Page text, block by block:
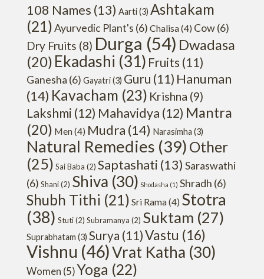
108 Names (13) Aarti(3) Ashtakam
(21)Ayurvedic Plant's (6) Chalisa(4) Cow(6)
Dry Fruits (8) Durga (54) Dwadasa
(20) Ekadashi (31) Fruits (11)
Ganesha (6) Gayatri(3) Guru (11) Hanuman
(14) Kavacham (23) Krishna (9)
Lakshmi (12) Mahavidya (12) Mantra
(20) Men(4) Mudra (14) Narasimha (3)
Natural Remedies (39) Other
(25) Sai Baba (2) Saptashati (13) Saraswathi
(6) Shani(2) Shiva (30) Shodasha (1) Shradh (6)
Shubh Tithi (21) Sri Rama(4) Stotra
(38) Stuti(2) Subramanya (2) Suktam (27)
Suprabhatam (3) Surya (11)Vastu (16)
Vishnu (46)Vrat Katha (30)
Women (5)Yoga (22)